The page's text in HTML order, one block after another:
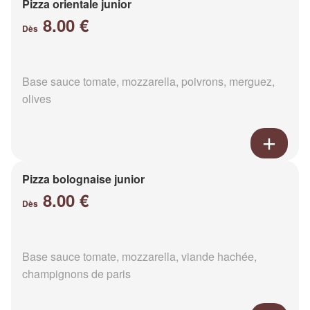
Pizza orientale junior
Dès 8.00 €
Base sauce tomate, mozzarella, poivrons, merguez,
olives
Pizza bolognaise junior
Dès 8.00 €
Base sauce tomate, mozzarella, viande hachée,
champignons de paris